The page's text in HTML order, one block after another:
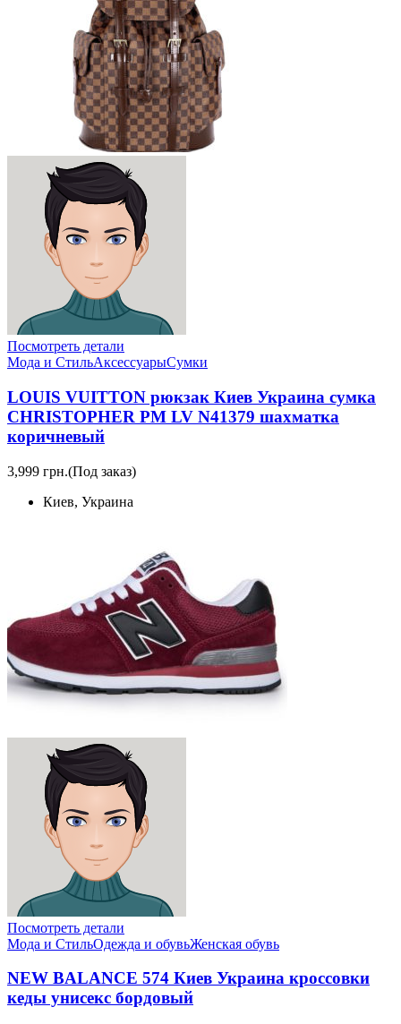
Посмотреть детали
Мода и СтильАксессуарыСумки
LOUIS VUITTON рюкзак Киев Украина сумка
CHRISTOPHER PM LV N41379 шахматка
коричневый
3,999 грн.(Под заказ)
Киев, Украина
Посмотреть детали
Мода и СтильОдежда и обувьЖенская обувь
NEW BALANCE 574 Киев Украина кроссовки
кеды унисекс бордовый